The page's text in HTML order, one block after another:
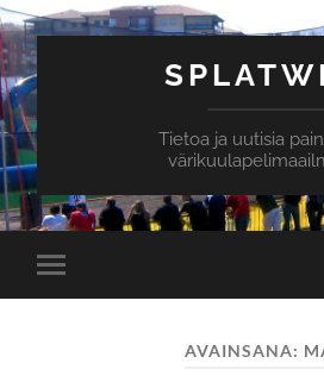
Tietoa ja uutisia
Toggle
mobile
AVAINSANA: